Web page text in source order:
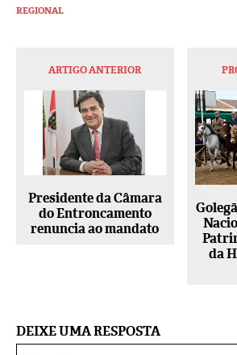
REGIONAL
ARTIGO ANTERIOR
Presidente da Câmara
do Entroncamento
renuncia ao mandato
da
DEIXE UMA RESPOSTA